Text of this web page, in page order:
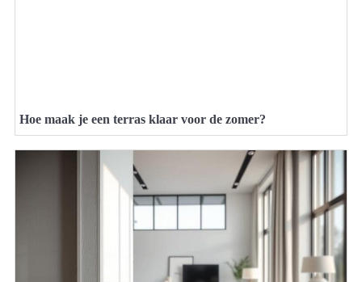
Hoe maak je een terras klaar voor de zomer?